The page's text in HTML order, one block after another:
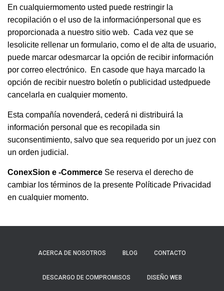
En cualquiermomento usted puede restringir la
recopilación o el uso de la informaciónpersonal que es
proporcionada a nuestro sitio web. Cada vez que se
lesolicite rellenar un formulario, como el de alta de usuario,
puede marcar odesmarcar la opción de recibir información
por correo electrónico. En casode que haya marcado la
opción de recibir nuestro boletín o publicidad ustedpuede
cancelarla en cualquier momento.
Esta compañía novenderá, cederá ni distribuirá la
información personal que es recopilada sin
suconsentimiento, salvo que sea requerido por un juez con
un orden judicial.
ConexSion e -Commerce Se reserva el derecho de
cambiar los términos de la presente Políticade Privacidad
en cualquier momento.
ACERCA DE NOSOTROS BLOG CONTACTO
DESCARGO DE COMPROMISOS DISEÑO WEB